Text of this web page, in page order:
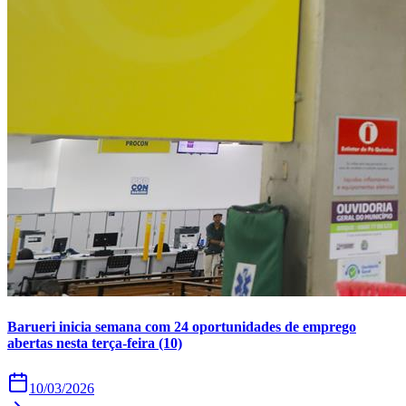
Barueri inicia semana com 24 oportunidades de emprego
abertas nesta terça-feira (10)
10/03/2026